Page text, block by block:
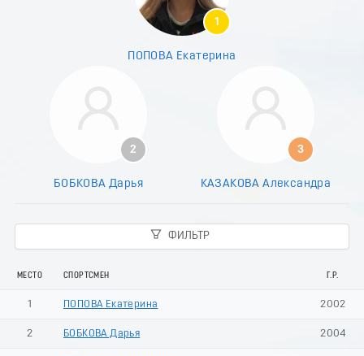
4
7
9
1
ПОПОВА Екатерина
2
БОБКОВА Дарья
3
КАЗАКОВА Александра
ФИЛЬТР
МЕСТО СПОРТСМЕН Г.Р.
1 ПОПОВА Екатерина 2002
2 БОБКОВА Дарья 2004